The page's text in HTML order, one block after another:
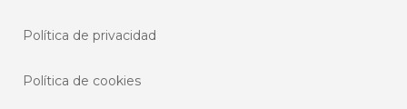
Política de privacidad
Política de cookies